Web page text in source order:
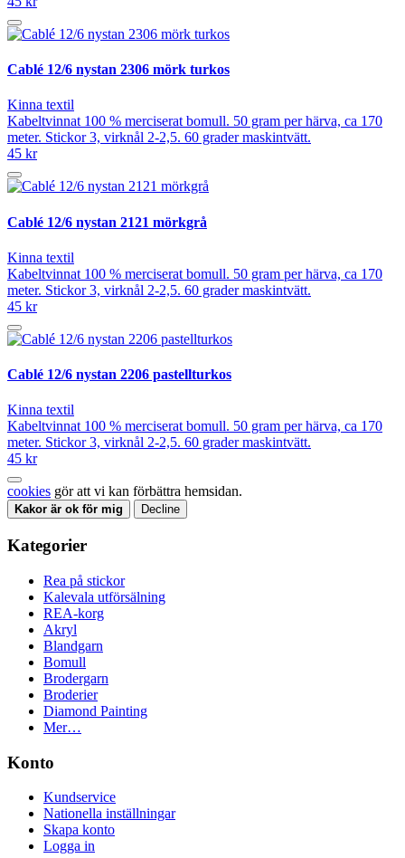
Cablé 12/6 nystan 2306 mörk turkos
Kinna textil
Kabeltvinnat 100 % merciserat bomull. 50 gram per härva, ca 170
meter. Stickor 3, virknål 2-2,5. 60 grader maskintvätt.
45 kr
Cablé 12/6 nystan 2121 mörkgrå
Kinna textil
Kabeltvinnat 100 % merciserat bomull. 50 gram per härva, ca 170
meter. Stickor 3, virknål 2-2,5. 60 grader maskintvätt.
45 kr
Cablé 12/6 nystan 2206 pastellturkos
Kinna textil
Kabeltvinnat 100 % merciserat bomull. 50 gram per härva, ca 170
meter. Stickor 3, virknål 2-2,5. 60 grader maskintvätt.
45 kr
cookies gör att vi kan förbättra hemsidan.
Kakor är ok för mig Decline
Kategorier
Rea på stickor
Kalevala utförsälning
REA-korg
Akryl
Blandgarn
Bomull
Brodergarn
Broderier
Diamond Painting
Mer…
Konto
Kundservice
Nationella inställningar
Skapa konto
Logga in